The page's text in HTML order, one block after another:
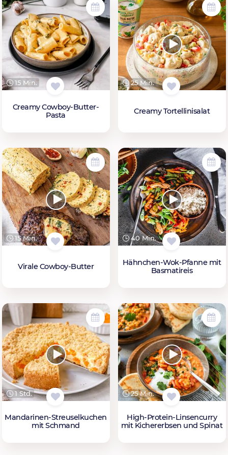
15 Min.
Creamy Cowboy-Butter-
Pasta
25 Min.
Creamy Tortellinisalat
15 Min.
Virale Cowboy-Butter
40 Min.
Hähnchen-Wok-Pfanne mit
Basmatireis
1 Std.
Mandarinen-Streuselkuchen
mit Schmand
25 Min.
High-Protein-Linsencurry
mit Kichererbsen und Spinat